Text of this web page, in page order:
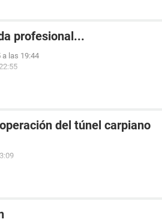
profesional...
a las 19:44
del túnel carpiano